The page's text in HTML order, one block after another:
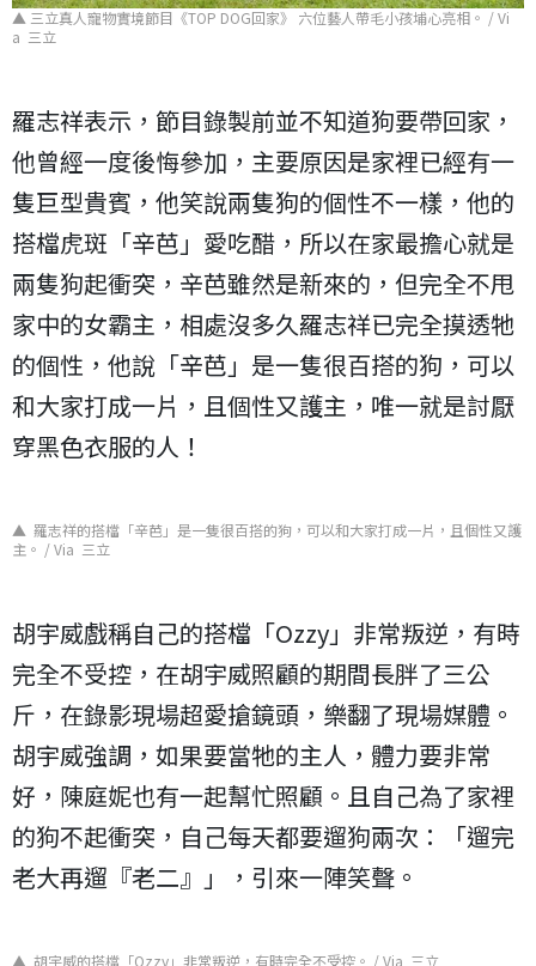
▲ 三立真人寵物實境節目《TOP DOG回家》 六位藝人帶毛小孩埔心亮相。 / Vi
a 三立
羅志祥表示，節目錄製前並不知道狗要帶回家，
他曾經一度後悔參加，主要原因是家裡已經有一
隻巨型貴賓，他笑說兩隻狗的個性不一樣，他的
搭檔虎斑「辛芭」愛吃醋，所以在家最擔心就是
兩隻狗起衝突，辛芭雖然是新來的，但完全不甩
家中的女霸主，相處沒多久羅志祥已完全摸透牠
的個性，他說「辛芭」是一隻很百搭的狗，可以
和大家打成一片，且個性又護主，唯一就是討厭
穿黑色衣服的人！
▲ 羅志祥的搭檔「辛芭」是一隻很百搭的狗，可以和大家打成一片，且個性又護
主。 / Via 三立
胡宇威戲稱自己的搭檔「Ozzy」非常叛逆，有時
完全不受控，在胡宇威照顧的期間長胖了三公
斤，在錄影現場超愛搶鏡頭，樂翻了現場媒體。
胡宇威強調，如果要當牠的主人，體力要非常
好，陳庭妮也有一起幫忙照顧。且自己為了家裡
的狗不起衝突，自己每天都要遛狗兩次：「遛完
老大再遛『老二』」，引來一陣笑聲。
▲ 胡宇威的搭檔「Ozzy」非常叛逆，有時完全不受控。 / Via 三立